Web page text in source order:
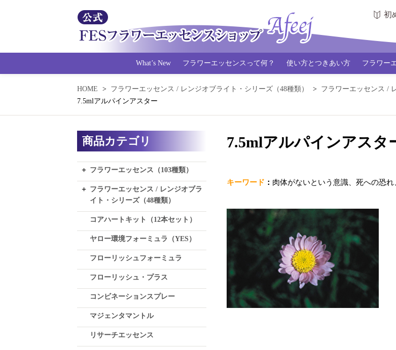
初
What’s New フラワーエッセンスって何？ 使い方とつきあい方 フラワー
HOME フラワーエッセンス / レンジオブライト・シリーズ（48種類）
フラワーエッセンス /
7.5mlアルパインアスター
7.5mlアルパインアスタ
キーワード ： 肉体がないという意識、死への恐
商品カテゴリ
フラワーエッセンス（103種類）
フラワーエッセンス / レンジオブラ
イト・シリーズ（48種類）
コアハートキット（12本セット）
ヤロー環境フォーミュラ（YES）
フローリッシュフォーミュラ
フローリッシュ・プラス
コンビネーションスプレー
マジェンタマントル
リサーチエッセンス